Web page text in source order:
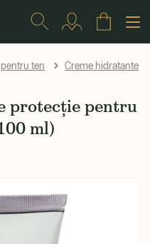
ten Creme hidratante și
protecție pentru
ml)